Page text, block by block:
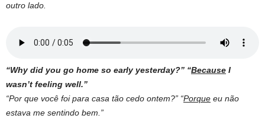
outro lado.
“Why did you go home so early yesterday?” “Because I
wasn’t feeling well.”
“Por que você foi para casa tão cedo ontem?” “Porque eu não
estava me sentindo bem.”